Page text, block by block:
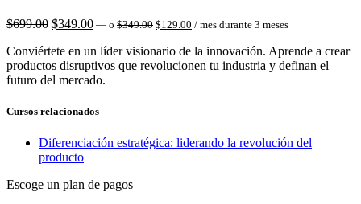
$699.00 El
original
era:
$699.00.
$349.00El
actual
es:
$349.00.
— o $349.00 El
original
era:
$349.00.
$129.00 El
actual
$129.00.
/ mes durante 3 meses
Conviértete en un líder visionario de la innovación. Aprende a crear
productos disruptivos que revolucionen tu industria y definan el
futuro del mercado.
Cursos relacionados
Diferenciación estratégica: liderando la revolución del
producto
Escoge un plan de pagos